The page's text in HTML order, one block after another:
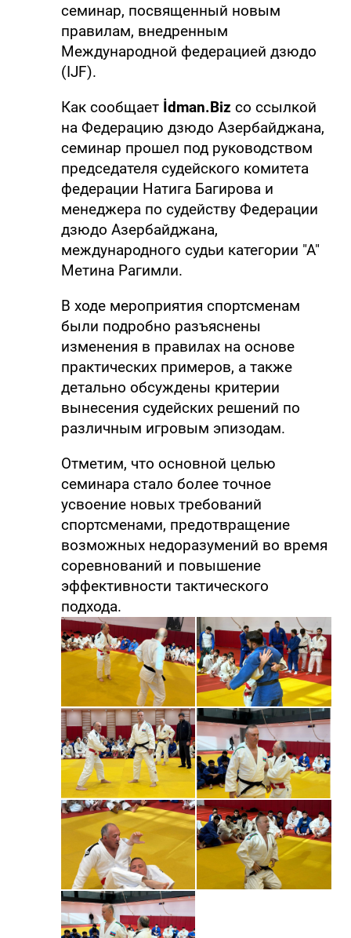
семинар, посвященный новым
правилам, внедренным
Международной федерацией дзюдо
(IJF).
Как сообщает İdman.Biz со ссылкой
на Федерацию дзюдо Азербайджана,
семинар прошел под руководством
председателя судейского комитета
федерации Натигa Багирова и
менеджера по судейству Федерации
дзюдо Азербайджана,
международного судьи категории "А"
Метина Рагимли.
В ходе мероприятия спортсменам
были подробно разъяснены
изменения в правилах на основе
практических примеров, а также
детально обсуждены критерии
вынесения судейских решений по
различным игровым эпизодам.
Отметим, что основной целью
семинара стало более точное
усвоение новых требований
спортсменами, предотвращение
возможных недоразумений во время
соревнований и повышение
эффективности тактического
подхода.